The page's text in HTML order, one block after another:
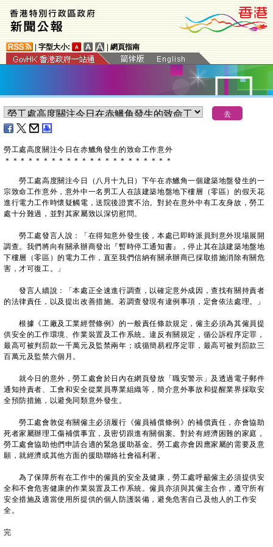
字型大小: 網頁指南
​勞工處高度關注今日在赤鱲角發生的致命工作意外
＊ ＊ ＊ ＊ ＊ ＊ ＊ ＊ ＊ ＊ ＊ ＊ ＊ ＊ ＊ ＊ ＊ ＊ ＊ ＊ ＊ ＊
勞工處高度關注今日（八月十九日）下午在赤鱲角一個建築地盤發生的一
宗致命工作意外，意外中一名男工人在該建築地盤地下樓層（零區）的假天花
進行電力工作時懷疑觸電，送院後證實不治。對於在意外中有工友身故，勞工
處十分難過，並對其家屬致以深切慰問。
勞工處發言人說：「在得知意外發生後，本處已即時派員到意外現場展開
調查。我們將向有關承辦商發出『暫時停工通知書』，停止其在該建築地盤地
下樓層（零區）的電力工作，直至我們信納有關承辦商已採取措施消除有關危
害，才可復工。」
發言人續說：「本處正全速進行調查，以確定意外成因，查找有關持責者
的法律責任，以及提出改善措施。若調查發現有違例事項，定會依法處理。」
根據《工廠及工業經營條例》的一般責任條款規定，僱主必須為其僱員提
供安全的工作環境、作業裝置及工作系統。違反有關規定，循公訴程序定罪，
最高可被判罰款一千萬元及監禁兩年；或循簡易程序定罪，最高可被判罰款三
百萬元及監禁六個月。
就今日的意外，勞工處會於日內在網頁發放「職安警示」及透過電子郵件
通知持責者、工會和安全從業員專業組織等，簡介意外事故和提醒業界採取安
全預防措施，以避免同類意外發生。
勞工處會敦促有關僱主必須履行《僱員補償條例》的補償責任，亦會協助
死者家屬辦理工傷補償事宜，及密切跟進有關個案。對於有經濟困難的家庭，
勞工處會協助他們申請合適的緊急援助基金。勞工處亦會因應家屬的需要及意
願，就經濟或其他方面的援助聯絡社會福利署。
為了保障所有在工作中的僱員的安全及健康，勞工處呼籲僱主必須提供安
全和不會危害健康的作業裝置及工作系統。僱員亦須與其僱主合作，遵守所有
安全措施及適當使用所提供的個人防護裝備，避免危害自己及他人的工作安
全。
完